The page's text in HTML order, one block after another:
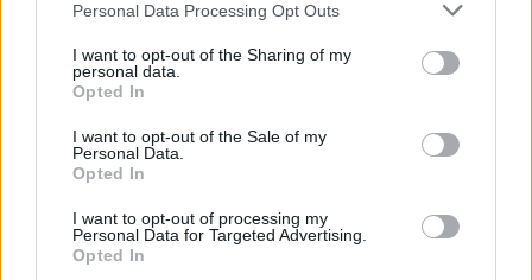
Personal Data Processing Opt Outs
I want to opt-out of the Sharing of my
personal data.
Opted In
I want to opt-out of the Sale of my
Personal Data.
Opted In
I want to opt-out of processing my
Personal Data for Targeted Advertising.
Opted In